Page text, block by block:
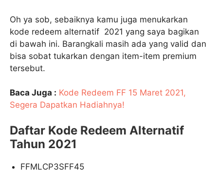
Oh ya sob, sebaiknya kamu juga menukarkan
kode redeem alternatif 2021 yang saya bagikan
di bawah ini. Barangkali masih ada yang valid dan
bisa sobat tukarkan dengan item-item premium
tersebut.
Baca Juga : Kode Redeem FF 15 Maret 2021,
Segera Dapatkan Hadiahnya!
Daftar Kode Redeem Alternatif
Tahun 2021
FFMLCP3SFF45